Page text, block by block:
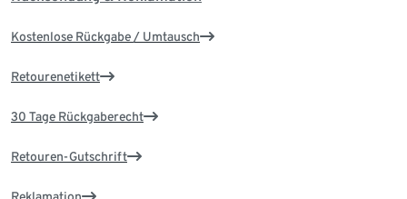
Kostenlose Rückgabe / Umtausch
Retourenetikett
30 Tage Rückgaberecht
Retouren-Gutschrift